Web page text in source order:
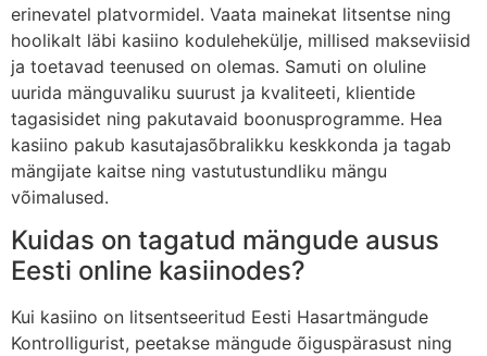
erinevatel platvormidel. Vaata mainekat litsentse ning
hoolikalt läbi kasiino kodulehekülje, millised makseviisid
ja toetavad teenused on olemas. Samuti on oluline
uurida mänguvaliku suurust ja kvaliteeti, klientide
tagasisidet ning pakutavaid boonusprogramme. Hea
kasiino pakub kasutajasõbralikku keskkonda ja tagab
mängijate kaitse ning vastutustundliku mängu
võimalused.
Kuidas on tagatud mängude ausus
Eesti online kasiinodes?
Kui kasiino on litsentseeritud Eesti Hasartmängude
Kontrolligurist, peetakse mängude õiguspärasust ning